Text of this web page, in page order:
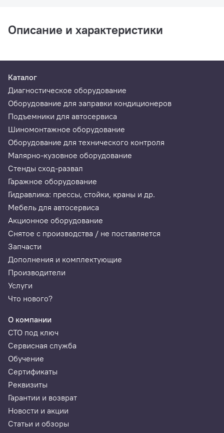
Описание и характеристики
Каталог
Диагностическое оборудование
Оборудование для заправки кондиционеров
Подъемники для автосервиса
Шиномонтажное оборудование
Оборудование для технического контроля
Малярно-кузовное оборудование
Стенды сход-развал
Гаражное оборудование
Гидравлика: прессы, стойки, краны и др.
Мебель для автосервиса
Акционное оборудование
Снятое с производства / не поставляется
Запчасти
Дополнения и комплектующие
Производители
Услуги
Что нового?
О компании
СТО под ключ
Сервисная служба
Обучение
Сертификаты
Реквизиты
Гарантии и возврат
Новости и акции
Статьи и обзоры